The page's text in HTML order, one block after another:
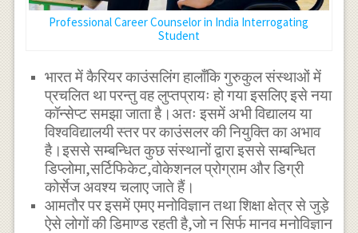
Professional Career Counselor in India Interrogating
Student
भारत में कैरियर काउंसलिंग हालाँकि गुरुकुल संस्थाओं में
प्रचलित था परन्तु वह लुप्तप्रायः हो गया इसलिए इसे नया
कॉन्सेप्ट समझा जाता है।अतः इसमें अभी विद्यालय या
विश्वविद्यालयी स्तर पर काउंसलर की नियुक्ति का अभाव
है।इससे सम्बन्धित कुछ संस्थानों द्वारा इससे सम्बन्धित
डिप्लोमा,सर्टिफिकेट,वोकेशनल प्रोग्राम और डिग्री
कोर्सेज अवश्य चलाए जाते हैं।
आमतौर पर इसमें एमए मनोविज्ञान तथा शिक्षा क्षेत्र से जुड़े
ऐसे लोगों की डिमाण्ड रहती है,जो न सिर्फ मानव मनोविज्ञान